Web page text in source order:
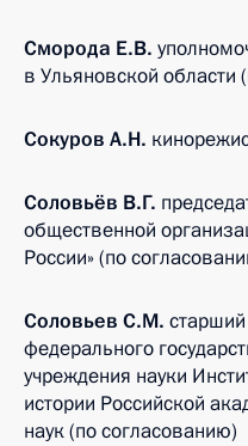
Сморода Е.В.
в Ульяновской области
Сокуров А.Н.
Соловьёв В.Г.
общественной
России» (по
Соловьев С.М.
федерального
учреждения науки
истории Российской
наук (по согласованию)